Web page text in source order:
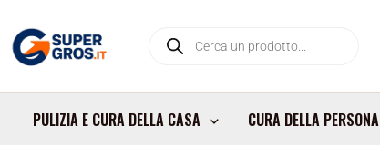
contenuto
search
PULIZIA E CURA DELLA CASA CURA DELLA PERSONA